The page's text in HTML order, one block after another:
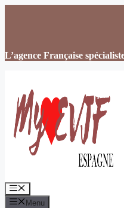
L’agence Française
Menu
Menu